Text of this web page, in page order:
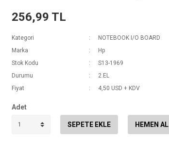
256,99 TL
Kategori
NOTEBOOK I/O BOARD
Marka
Hp
Stok Kodu
S13-1969
Durumu
2.EL
Fiyat
4,50 USD + KDV
Adet
SEPETE EKLE HEMEN AL